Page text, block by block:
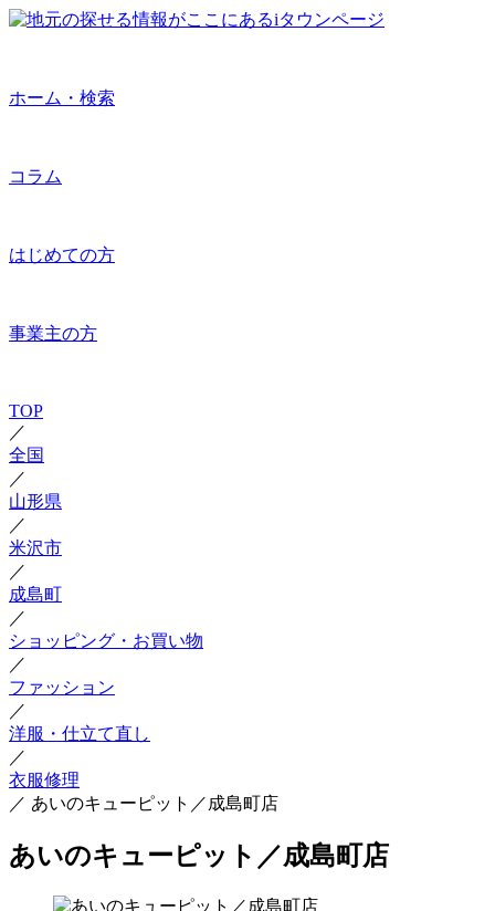
ホーム・検索
コラム
はじめての方
事業主の方
TOP
／
全国
／
山形県
／
米沢市
／
成島町
／
ショッピング・お買い物
／
ファッション
／
洋服・仕立て直し
／
衣服修理
／ あいのキューピット／成島町店
あいのキューピット／成島町店